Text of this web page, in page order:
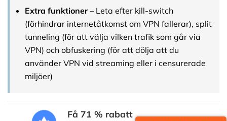
Extra funktioner– Leta efter kill-switch
(förhindrar internetåtkomst om VPN fallerar), split
tunneling (för att välja vilken trafik som går via
VPN) och obfuskering (för att dölja att du
använder VPN vid streaming eller i censurerade
miljöer)
Få 71 % rabatt